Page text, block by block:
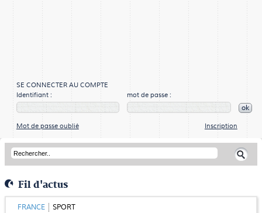
SE CONNECTER AU COMPTE
Identifiant :
mot de passe :
ok
Mot de passe oublié Inscription
Fil d'actus
FRANCE SPORT